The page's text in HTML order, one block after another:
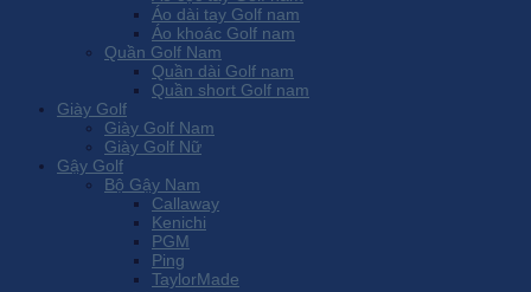
Áo dài tay Golf nam
Áo khoác Golf nam
Quần Golf Nam
Quần dài Golf nam
Quần short Golf nam
Giày Golf
Giày Golf Nam
Giày Golf Nữ
Gậy Golf
Bộ Gậy Nam
Callaway
Kenichi
PGM
Ping
TaylorMade